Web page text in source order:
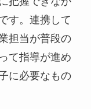
す。連携して
担当が普段の
て指導が進め
に必要なもの